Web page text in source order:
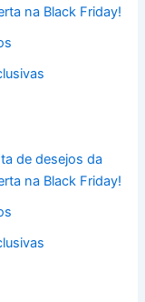
na Black Friday!
de desejos da
na Black Friday!